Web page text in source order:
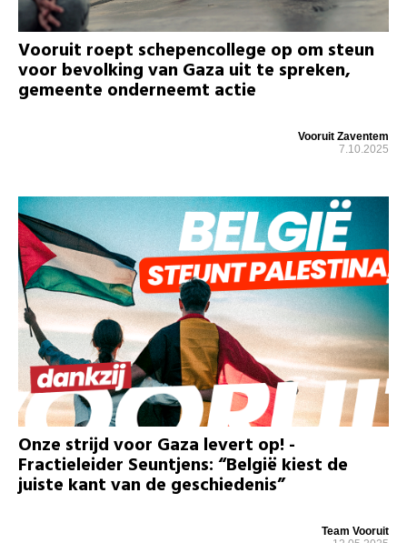
Vooruit roept schepencollege op om steun
voor bevolking van Gaza uit te spreken,
gemeente onderneemt actie
Vooruit Zaventem
7.10.2025
Onze strijd voor Gaza levert op! -
Fractieleider Seuntjens: “België kiest de
juiste kant van de geschiedenis”
Team Vooruit